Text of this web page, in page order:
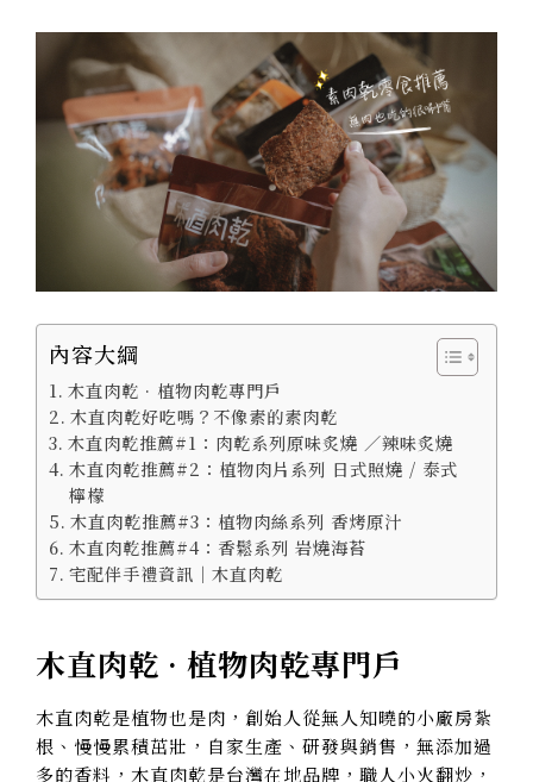
內容大綱
木直肉乾 · 植物肉乾專門戶
木直肉乾好吃嗎？不像素的素肉乾
木直肉乾推薦#1：肉乾系列原味炙燒 ／辣味炙燒
木直肉乾推薦#2：植物肉片系列 日式照燒 / 泰式
檸檬
木直肉乾推薦#3：植物肉絲系列 香烤原汁
木直肉乾推薦#4：香鬆系列 岩燒海苔
宅配伴手禮資訊｜木直肉乾
木直肉乾 · 植物肉乾專門戶
木直肉乾是植物也是肉，創始人從無人知曉的小廠房紮
根、慢慢累積茁壯，自家生產、研發與銷售，無添加過
多的香料，木直肉乾是台灣在地品牌，職人小火翻炒，